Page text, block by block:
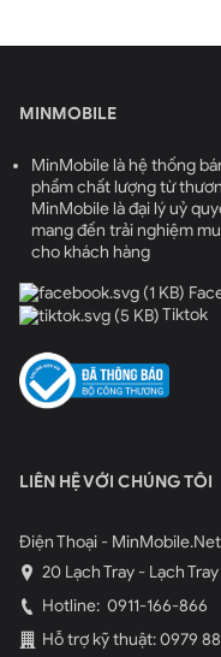
MINMOBILE
MinMobile là hệ thống
phẩm chất lượng từ
MinMobile là đại lý uỷ
mang đến trải nghiệm
cho khách hàng
Tiktok
LIÊN HỆ VỚI CHÚNG TÔI
Điện Thoại - MinMobile.Net
20 Lạch Tray - Lạch
Hotline: 0911-166-866
Hỗ trợ kỹ thuật: 0979